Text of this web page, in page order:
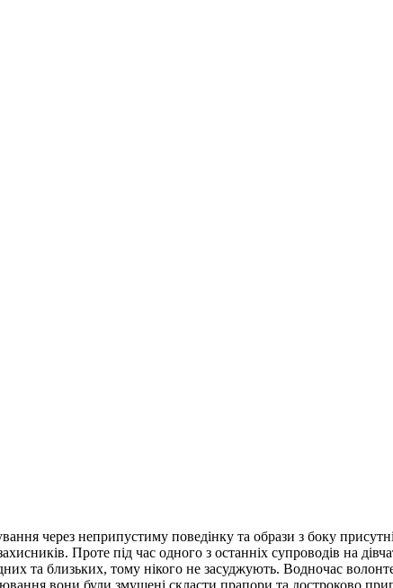
через неприпустиму поведінку та образи з боку
Проте під час одного з останніх супроводів на
та близьких, тому нікого не засуджують. Водночас
вони були змушені скласти прапори та достроково